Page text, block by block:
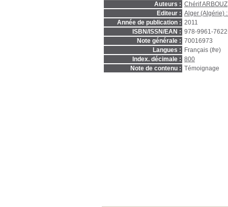
Auteurs : Chérif ARBOUZ
Editeur : Alger (Algérie)
Année de publication : 2011
ISBN/ISSN/EAN : 978-9961-
Note générale : 70016973
Langues :
Français (fre)
Index. décimale : 800
Note de contenu : Témoignage